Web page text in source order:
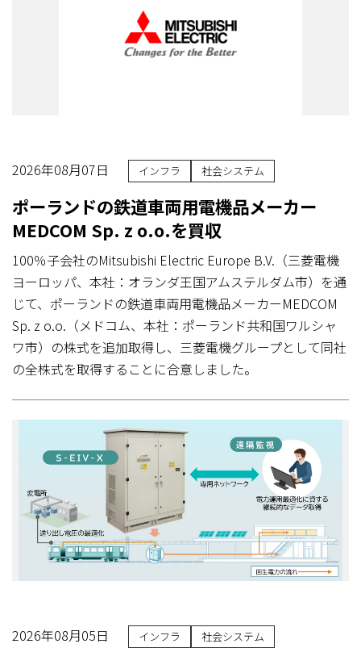
2026年08月07日 インフラ 社会システム
ポーランドの鉄道車両用電機品メーカー
MEDCOM Sp. z o.o.を買収
100％子会社のMitsubishi Electric Europe B.V.（三菱電機
ヨーロッパ、本社：オランダ王国アムステルダム市）を通
じて、ポーランドの鉄道車両用電機品メーカーMEDCOM
Sp. z o.o.（メドコム、本社：ポーランド共和国ワルシャ
ワ市）の株式を追加取得し、三菱電機グループとして同社
の全株式を取得することに合意しました。
2026年08月05日 インフラ 社会システム